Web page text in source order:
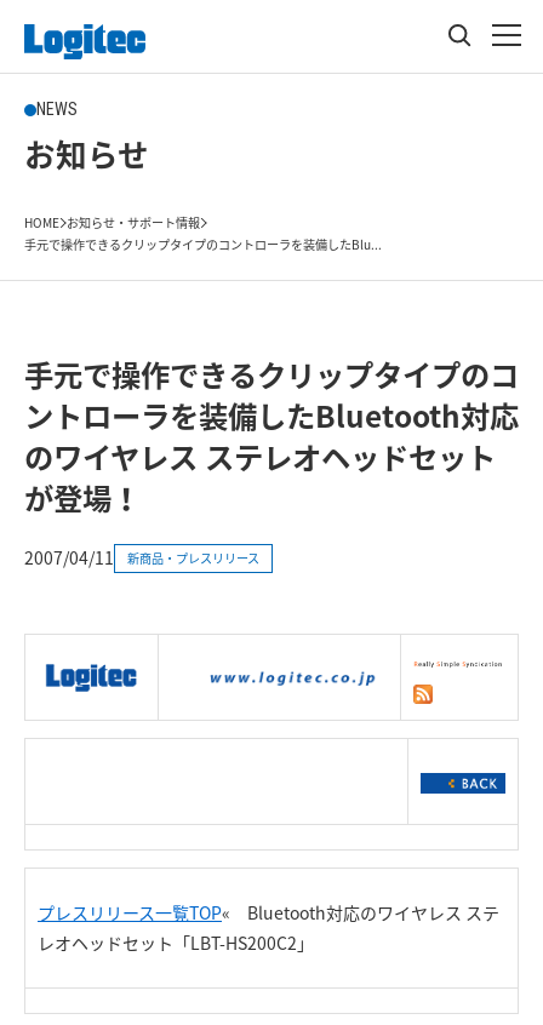
NEWS
お知らせ
HOME お知らせ・サポート情報
手元で操作できるクリップタイプのコントローラを装備したBlu...
手元で操作できるクリップタイプのコ
ントローラを装備したBluetooth対応
のワイヤレス ステレオヘッドセット
が登場！
2007/04/11 新商品・プレスリリース
プレスリリース一覧TOP« Bluetooth対応のワイヤレス ステ
レオヘッドセット「LBT-HS200C2」